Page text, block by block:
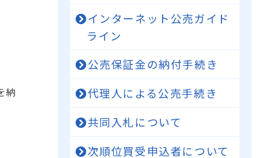
納
インターネット公売ガイド
ライン
公売保証金の納付手続き
代理人による公売手続き
共同入札について
次順位買受申込者について